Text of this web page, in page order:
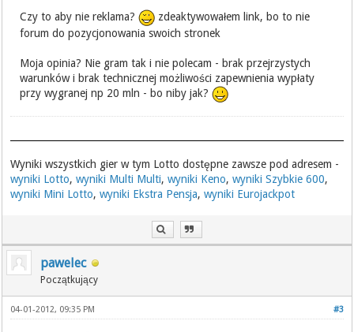
Czy to aby nie reklama?
zdeaktywowałem link, bo to nie
forum do pozycjonowania swoich stronek
Moja opinia? Nie gram tak i nie polecam - brak przejrzystych
warunków i brak technicznej możliwości zapewnienia wypłaty
przy wygranej np 20 mln - bo niby jak?
Wyniki wszystkich gier w tym Lotto dostępne zawsze pod adresem -
wyniki Lotto,wyniki Multi Multi,wyniki Keno,wyniki Szybkie 600,
wyniki Mini Lotto,wyniki Ekstra Pensja,wyniki Eurojackpot
pawelec
Początkujący
#3
04-01-2012, 09:35 PM